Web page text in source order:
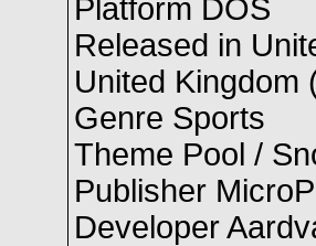
Platform DOS
Released in
United Kingdom
Genre Sports
Theme Pool /
Publisher
Developer